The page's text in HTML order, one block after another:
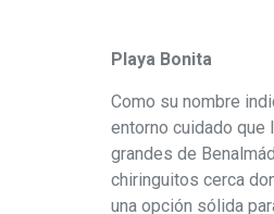
Playa Bonita
Como su nombre
entorno cuidado que
grandes de
chiringuitos cerca
una opción sólida